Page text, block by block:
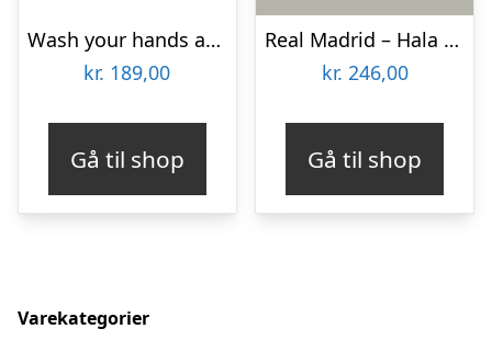
Wash your hands af Pluma Posters
kr. 189,00
Gå til shop
Real Madrid – Hala Madrid af Olé Olé
kr. 246,00
Gå til shop
Varekategorier